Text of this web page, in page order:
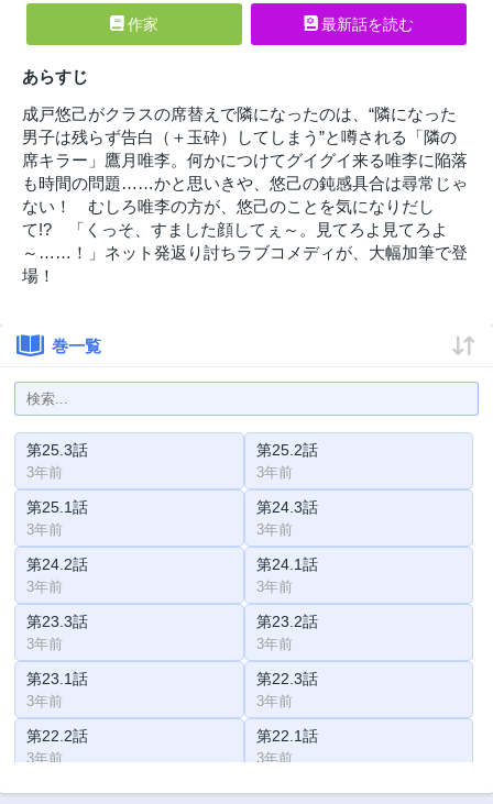
作家 最新話を読む
あらすじ
成戸悠己がクラスの席替えで隣になったのは、“隣になった
男子は残らず告白（＋玉砕）してしまう”と噂される「隣の
席キラー」鷹月唯李。何かにつけてグイグイ来る唯李に陥落
も時間の問題……かと思いきや、悠己の鈍感具合は尋常じゃ
ない！ むしろ唯李の方が、悠己のことを気になりだし
て!? 「くっそ、すました顔してぇ～。見てろよ見てろよ
～……！」ネット発返り討ちラブコメディが、大幅加筆で登
場！
巻一覧
第25.3話
3年前
第25.2話
3年前
第25.1話
3年前
第24.3話
3年前
第24.2話
3年前
第24.1話
3年前
第23.3話
3年前
第23.2話
3年前
第23.1話
3年前
第22.3話
3年前
第22.2話
3年前
第22.1話
3年前
第22話 第21.3話